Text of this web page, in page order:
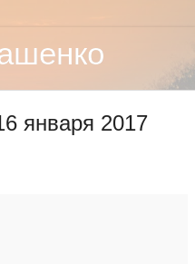
января 2017